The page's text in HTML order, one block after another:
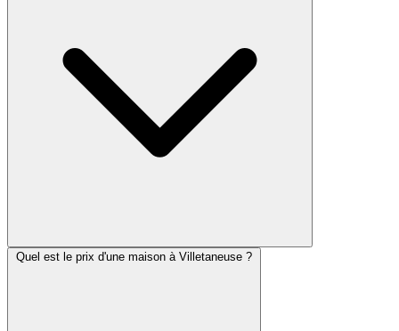
Quel est le prix d'une maison à Villetaneuse ?